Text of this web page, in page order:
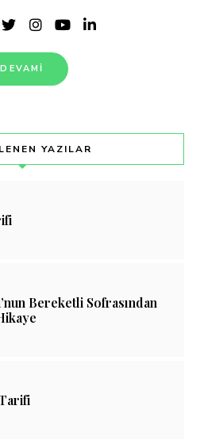
DEVAMI
YAZILAR
Bereketli Sofrasından